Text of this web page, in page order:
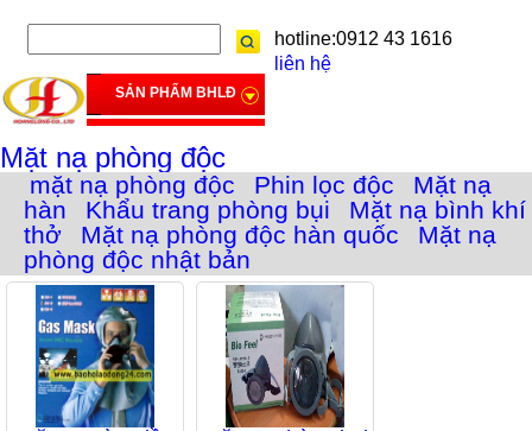
hotline:0912 43 1616
liên hệ
SẢN PHẨM BHLĐ
Mặt nạ phòng độc
mặt nạ phòng độc Phin lọc độc
Mặt nạ
hàn
Khẩu trang phòng bụi
Mặt nạ bình khí
thở
Mặt nạ phòng độc hàn quốc
Mặt nạ
phòng độc nhật bản